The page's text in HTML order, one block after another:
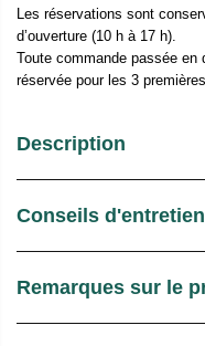
Les réservations sont
d’ouverture (10 h à 17 h).
Toute commande passée en
réservée pour les 3
Description
Conseils d'entretien
Remarques sur le